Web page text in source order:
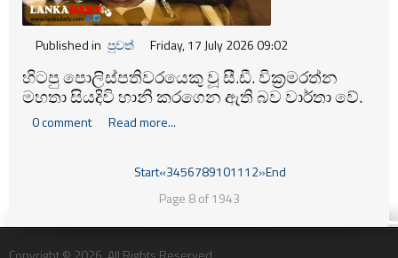
Published in පුවත් Friday, 17 July 2026 09:02
හිටපු පොලිස්පතිවරයෙකු වූ සී.ඩී. වික්‍රමරත්න
මහතා සියදිවි හානි කරගෙන ඇති බව වාර්තා වේ.
0 comment Read more...
Start«3456789101112»End
Page 8 of 1943